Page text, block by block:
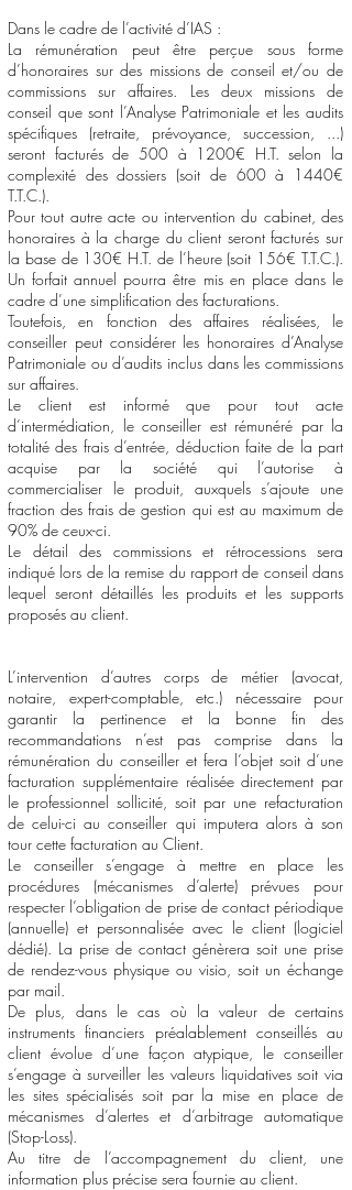
Dans le cadre de l’activité d’IAS :
La rémunération peut être perçue sous forme
d’honoraires sur des missions de conseil et/ou de
commissions sur affaires. Les deux missions de
conseil que sont l’Analyse Patrimoniale et les audits
spécifiques (retraite, prévoyance, succession, ...)
seront facturés de 500 à 1200€ H.T. selon la
complexité des dossiers (soit de 600 à 1440€
T.T.C.).
Pour tout autre acte ou intervention du cabinet, des
honoraires à la charge du client seront facturés sur
la base de 130€ H.T. de l’heure (soit 156€ T.T.C.).
Un forfait annuel pourra être mis en place dans le
cadre d’une simplification des facturations.
Toutefois, en fonction des affaires réalisées, le
conseiller peut considérer les honoraires d’Analyse
Patrimoniale ou d’audits inclus dans les commissions
sur affaires.
Le client est informé que pour tout acte
d’intermédiation, le conseiller est rémunéré par la
totalité des frais d’entrée, déduction faite de la part
acquise par la société qui l’autorise à
commercialiser le produit, auxquels s’ajoute une
fraction des frais de gestion qui est au maximum de
90% de ceux-ci.
Le détail des commissions et rétrocessions sera
indiqué lors de la remise du rapport de conseil dans
lequel seront détaillés les produits et les supports
proposés au client.
L’intervention d’autres corps de métier (avocat,
notaire, expert-comptable, etc.) nécessaire pour
garantir la pertinence et la bonne fin des
recommandations n’est pas comprise dans la
rémunération du conseiller et fera l’objet soit d’une
facturation supplémentaire réalisée directement par
le professionnel sollicité, soit par une refacturation
de celui-ci au conseiller qui imputera alors à son
tour cette facturation au Client.
Le conseiller s’engage à mettre en place les
procédures (mécanismes d’alerte) prévues pour
respecter l’obligation de prise de contact périodique
(annuelle) et personnalisée avec le client (logiciel
dédié). La prise de contact génèrera soit une prise
de rendez-vous physique ou visio, soit un échange
par mail.
De plus, dans le cas où la valeur de certains
instruments financiers préalablement conseillés au
client évolue d’une façon atypique, le conseiller
s’engage à surveiller les valeurs liquidatives soit via
les sites spécialisés soit par la mise en place de
mécanismes d’alertes et d’arbitrage automatique
(Stop-Loss).
Au titre de l’accompagnement du client, une
information plus précise sera fournie au client.